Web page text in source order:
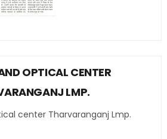
OPTICAL CENTER
LMP.